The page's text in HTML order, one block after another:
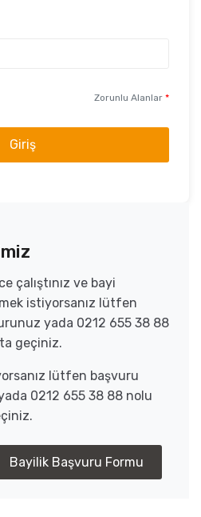
Zorunlu Alanlar *
Giriş
çalıştınız ve bayi
istiyorsanız lütfen
yada 0212 655 38 88
geçiniz.
lütfen başvuru
0212 655 38 88 nolu
Bayilik Başvuru Formu